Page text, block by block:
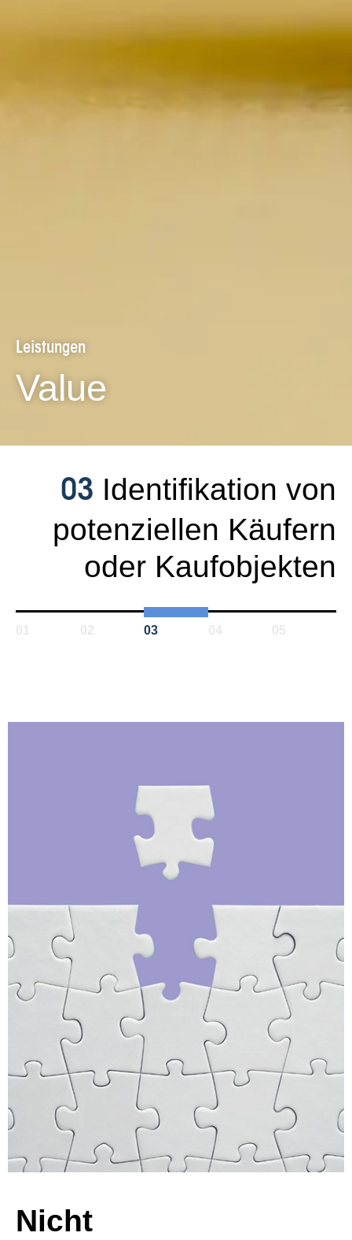
Leistungen
Value
03 Identifikation von
potenziellen Käufern
oder Kaufobjekten
03
Nicht